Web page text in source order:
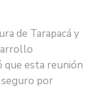
de Tarapacá y
que esta reunión
seguro por